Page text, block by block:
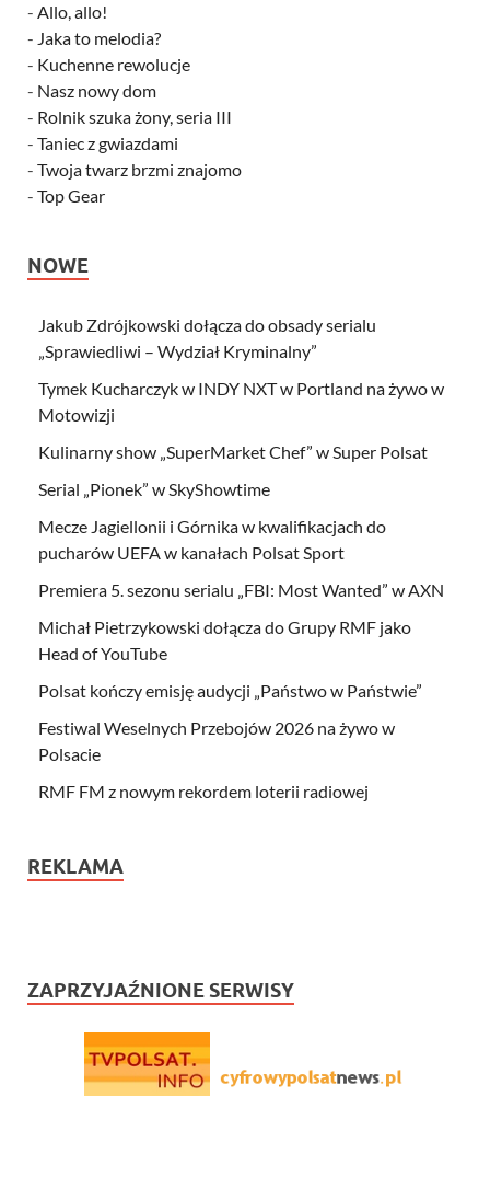
- Allo, allo!
- Jaka to melodia?
- Kuchenne rewolucje
- Nasz nowy dom
- Rolnik szuka żony, seria III
- Taniec z gwiazdami
- Twoja twarz brzmi znajomo
- Top Gear
NOWE
Jakub Zdrójkowski dołącza do obsady serialu
„Sprawiedliwi – Wydział Kryminalny”
Tymek Kucharczyk w INDY NXT w Portland na żywo w
Motowizji
Kulinarny show „SuperMarket Chef” w Super Polsat
Serial „Pionek” w SkyShowtime
Mecze Jagiellonii i Górnika w kwalifikacjach do
pucharów UEFA w kanałach Polsat Sport
Premiera 5. sezonu serialu „FBI: Most Wanted” w AXN
Michał Pietrzykowski dołącza do Grupy RMF jako
Head of YouTube
Polsat kończy emisję audycji „Państwo w Państwie”
Festiwal Weselnych Przebojów 2026 na żywo w
Polsacie
RMF FM z nowym rekordem loterii radiowej
REKLAMA
ZAPRZYJAŹNIONE SERWISY